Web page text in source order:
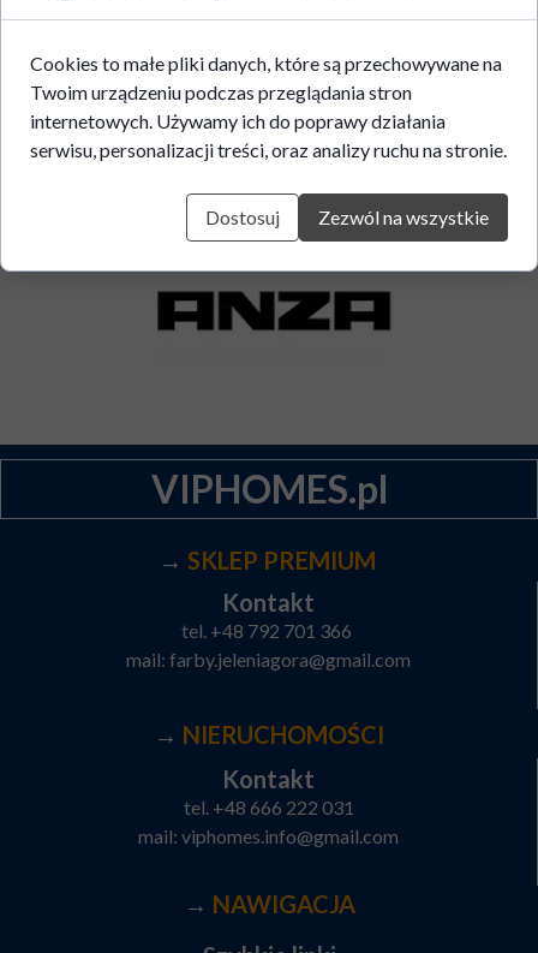
malowanej powierzchni
Do różnych rodzajów powierzchni i farb
Ergonomiczna rączka z przetłoczeniami i różnymi strefami
przyczepności
Kontakt
tel. +48 792 701 366
mail: farby.jeleniagora@gmail.com
VIPHOMES.pl
Kontakt
tel. +48 666 222 031
mail: viphomes.info@gmail.com
→ SKLEP PREMIUM
→ NIERUCHOMOŚCI
→ NAWIGACJA
Cookies to małe pliki danych, które są przechowywane na
Twoim urządzeniu podczas przeglądania stron
internetowych. Używamy ich do poprawy działania
serwisu, personalizacji treści, oraz analizy ruchu na stronie.
Dostosuj Zezwól na wszystkie